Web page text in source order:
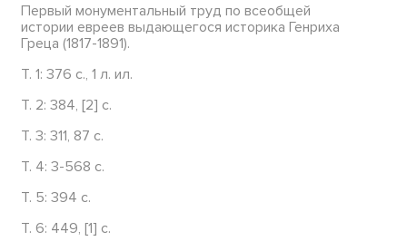
Первый монументальный труд по всеобщей
истории евреев выдающегося историка Генриха
Греца (1817-1891).
Т. 1: 376 с., 1 л. ил.
Т. 2: 384, [2] с.
Т. 3: 311, 87 с.
Т. 4: 3-568 с.
Т. 5: 394 с.
Т. 6: 449, [1] с.